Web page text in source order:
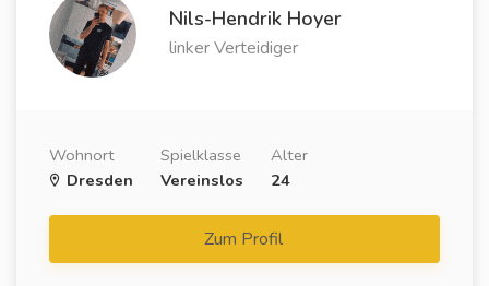
Nils-Hendrik Hoyer
linker Verteidiger
Wohnort
Dresden
Spielklasse
Vereinslos
Alter
24
Zum Profil